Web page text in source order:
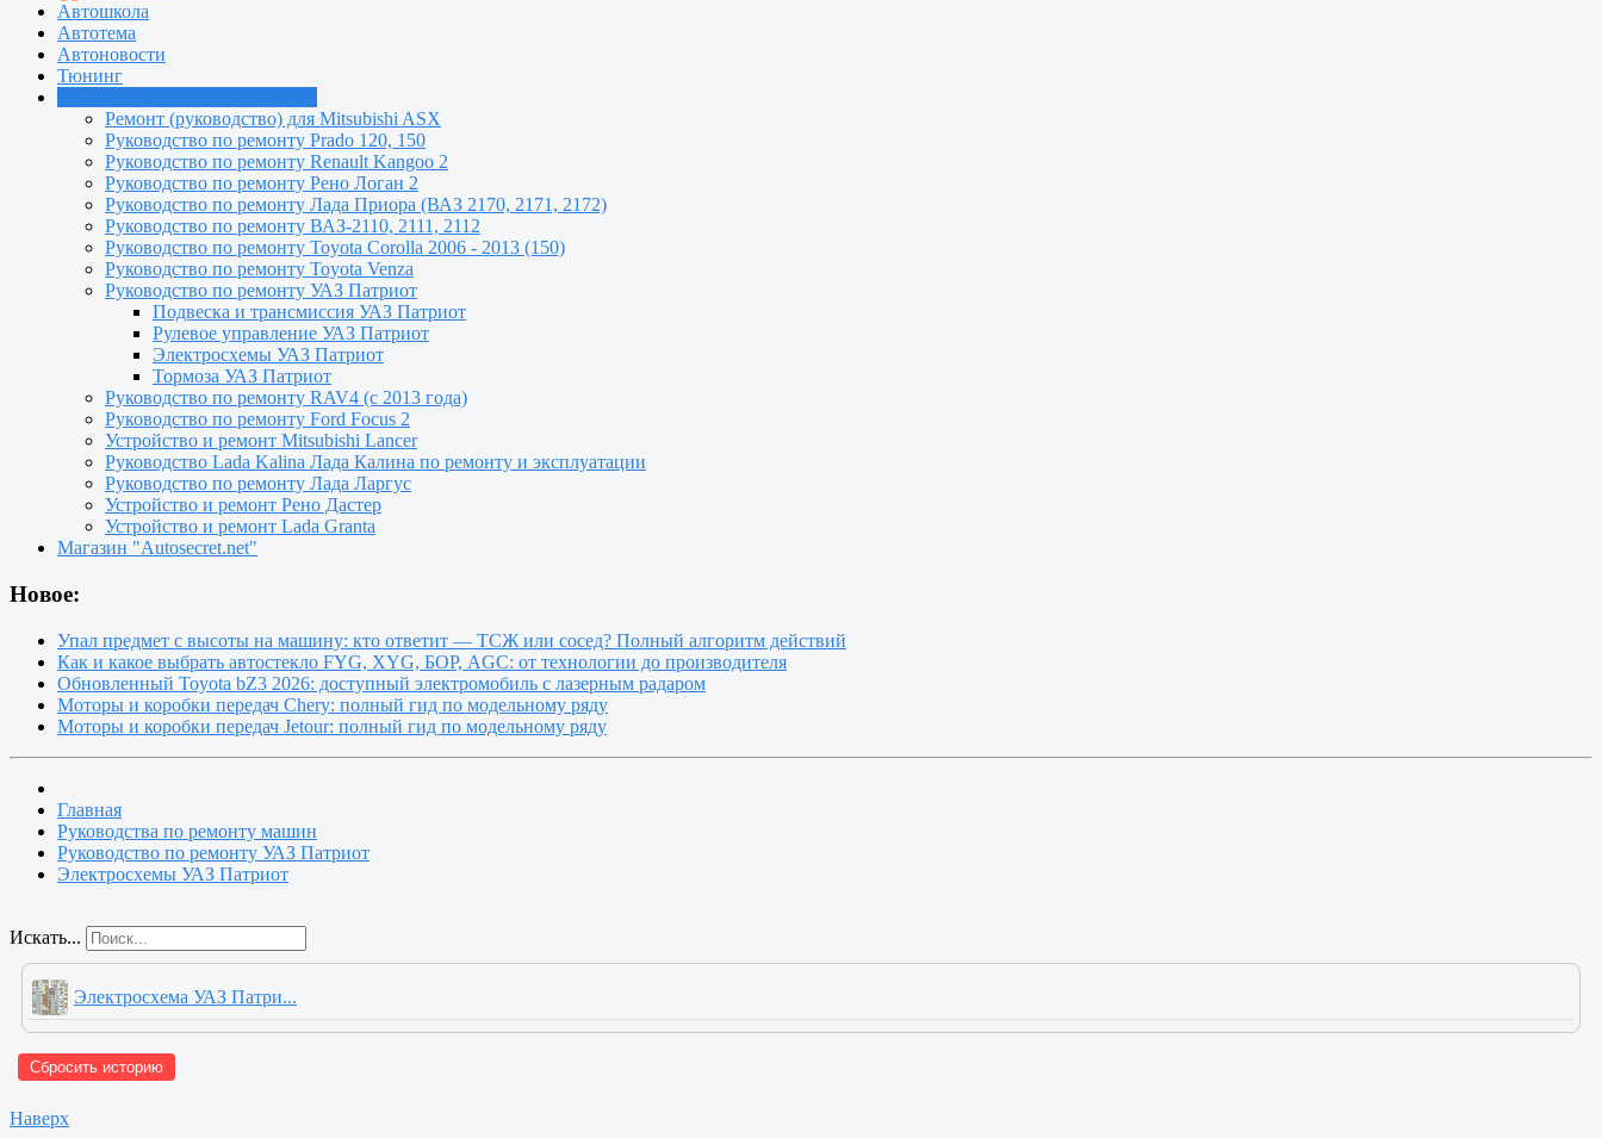
Автошкола
Автотема
Автоновости
Тюнинг
Ремонт (руководство) для Mitsubishi ASX
Руководство по ремонту Prado 120, 150
Руководство по ремонту Renault Kangoo 2
Руководство по ремонту Рено Логан 2
Руководство по ремонту Лада Приора (ВАЗ 2170, 2171, 2172)
Руководство по ремонту ВАЗ-2110, 2111, 2112
Руководство по ремонту Toyota Сorolla 2006 - 2013 (150)
Руководство по ремонту Toyota Venza
Руководство по ремонту УАЗ Патриот
Подвеска и трансмиссия УАЗ Патриот
Рулевое управление УАЗ Патриот
Электросхемы УАЗ Патриот
Тормоза УАЗ Патриот
Руководство по ремонту RAV4 (с 2013 года)
Руководство по ремонту Ford Focus 2
Устройство и ремонт Mitsubishi Lancer
Руководство Lada Kalina Лада Калина по ремонту и эксплуатации
Руководство по ремонту Лада Ларгус
Устройство и ремонт Рено Дастер
Устройство и ремонт Lada Granta
Магазин "Autosecret.net"
Новое:
Упал предмет с высоты на машину: кто ответит — ТСЖ или сосед? Полный алгоритм действий
Как и какое выбрать автостекло FYG, XYG, БОР, AGC: от технологии до производителя
Обновленный Toyota bZ3 2026: доступный электромобиль с лазерным радаром
Моторы и коробки передач Chery: полный гид по модельному ряду
Моторы и коробки передач Jetour: полный гид по модельному ряду
Главная
Руководства по ремонту машин
Руководство по ремонту УАЗ Патриот
Электросхемы УАЗ Патриот
Искать...
Электросхема УАЗ Патри...
Сбросить историю
Наверх